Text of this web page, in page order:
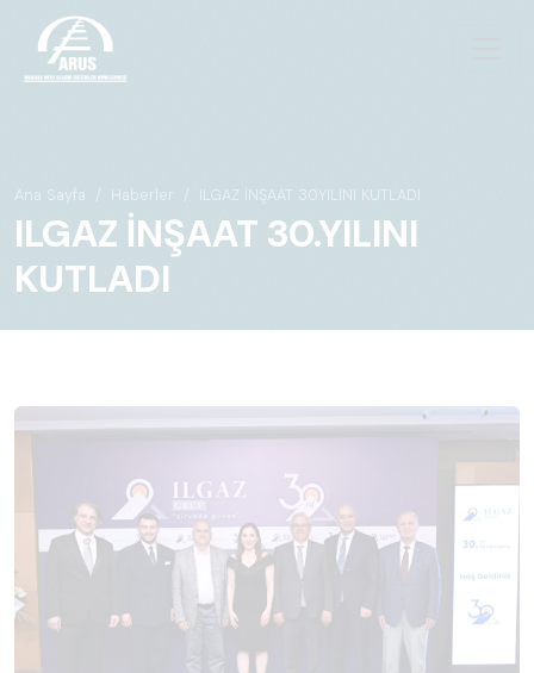
Ana Sayfa Haberler ILGAZ İNŞAAT 30.YILINI KUTLADI
ILGAZ İNŞAAT 30.YILINI
KUTLADI